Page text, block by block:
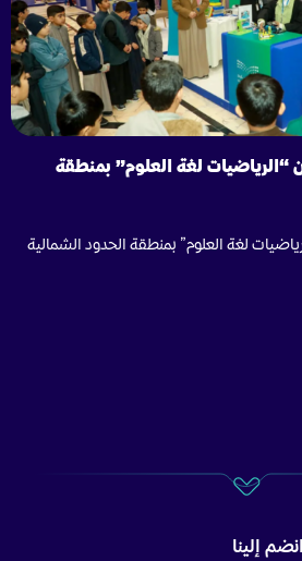
لغة العلوم” بمنطقة
لغة العلوم” بمنطقة الحدود الشمالية
انضم إلينا